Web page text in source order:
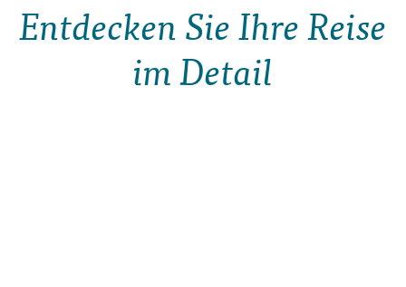
Entdecken Sie Ihre Reise
im Detail